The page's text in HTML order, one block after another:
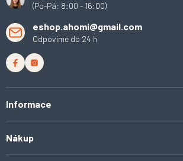
(Po-Pá: 8:00 - 16:00)
eshop.ahomi@gmail.com
Odpovíme do 24 h
Informace
Nákup